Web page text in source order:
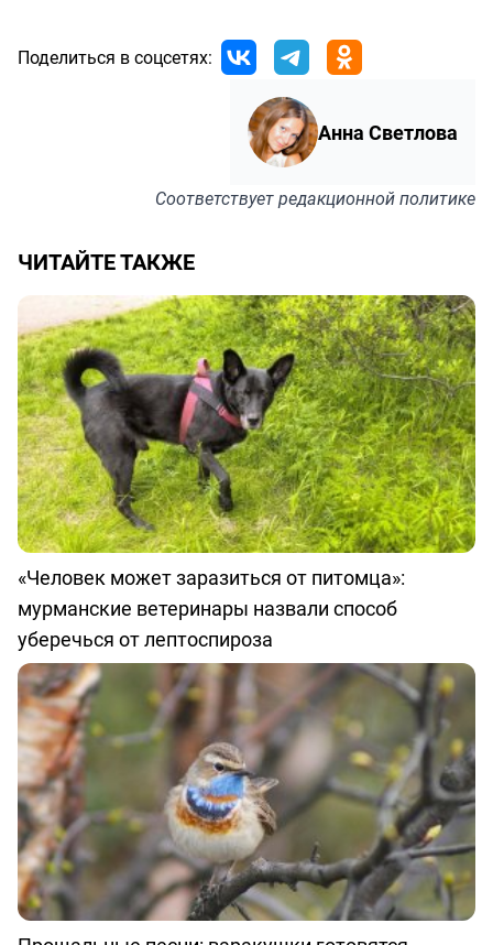
Поделиться в соцсетях:
Анна Светлова
Соответствуетредакционной политике
ЧИТАЙТЕ ТАКЖЕ
«Человек может заразиться от питомца»:
мурманские ветеринары назвали способ
уберечься от лептоспироза